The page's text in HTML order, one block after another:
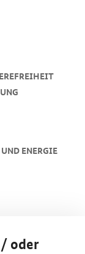
ENERGIE
oder